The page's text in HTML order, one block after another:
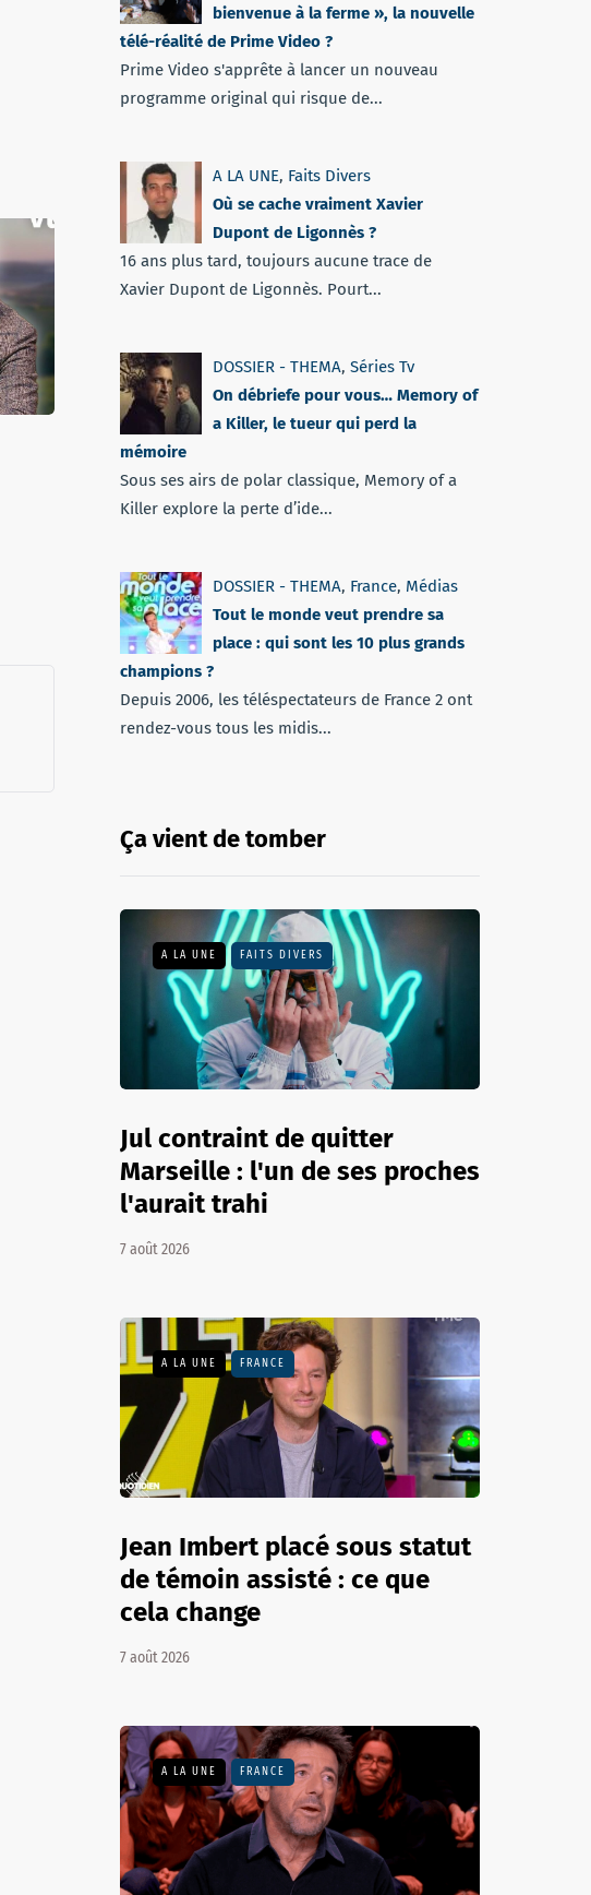
bienvenue à la ferme », la nouvelle
télé-réalité de Prime Video ?
Prime Video s'apprête à lancer un nouveau
programme original qui risque de...
A LA UNE, Faits Divers
Où se cache vraiment Xavier
Dupont de Ligonnès ?
16 ans plus tard, toujours aucune trace de
Xavier Dupont de Ligonnès. Pourt...
DOSSIER - THEMA, Séries Tv
On débriefe pour vous… Memory of
a Killer, le tueur qui perd la
mémoire
Sous ses airs de polar classique, Memory of a
Killer explore la perte d’ide...
DOSSIER - THEMA, France, Médias
Tout le monde veut prendre sa
place : qui sont les 10 plus grands
champions ?
Depuis 2006, les téléspectateurs de France 2 ont
rendez-vous tous les midis...
Ça vient de tomber
A LA UNE FAITS DIVERS
Jul contraint de quitter
Marseille : l'un de ses proches
l'aurait trahi
7 août 2026
A LA UNE FRANCE
Jean Imbert placé sous statut
de témoin assisté : ce que
cela change
7 août 2026
A LA UNE FRANCE